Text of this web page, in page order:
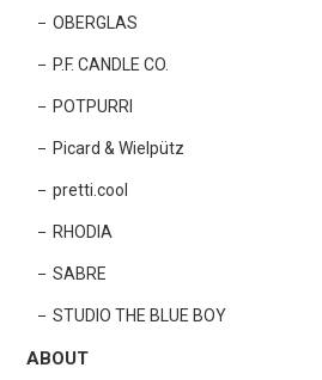
OBERGLAS
P.F. CANDLE CO.
POTPURRI
Picard & Wielpütz
pretti.cool
RHODIA
SABRE
STUDIO THE BLUE BOY
ABOUT